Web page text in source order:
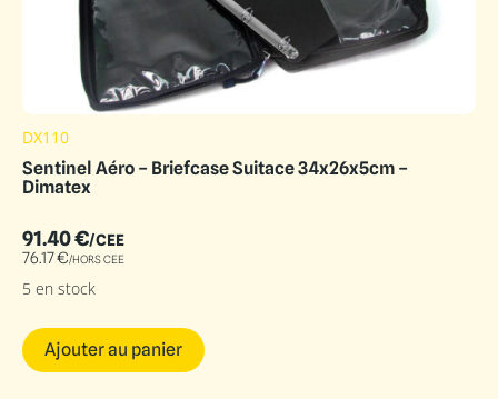
DX110
Sentinel Aéro – Briefcase Suitace 34x26x5cm –
Dimatex
91.40€/CEE
76.17€/HORS CEE
5 en stock
Ajouter au panier